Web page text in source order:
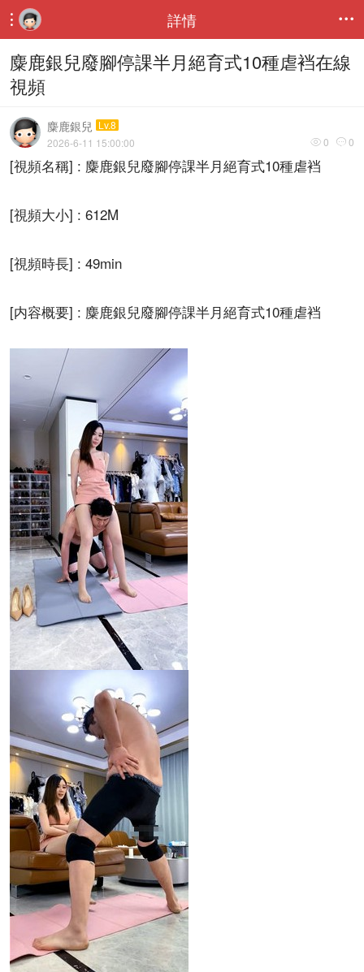
 詳情 
麋鹿銀兒廢腳停課半月絕育式10種虐裆在線
視頻
麋鹿銀兒 Lv.8
 0  0
2026-6-11 15:00:00
[視頻名稱] : 麋鹿銀兒廢腳停課半月絕育式10種虐裆
[視頻大小] : 612M
[視頻時長] : 49min
[内容概要] : 麋鹿銀兒廢腳停課半月絕育式10種虐裆